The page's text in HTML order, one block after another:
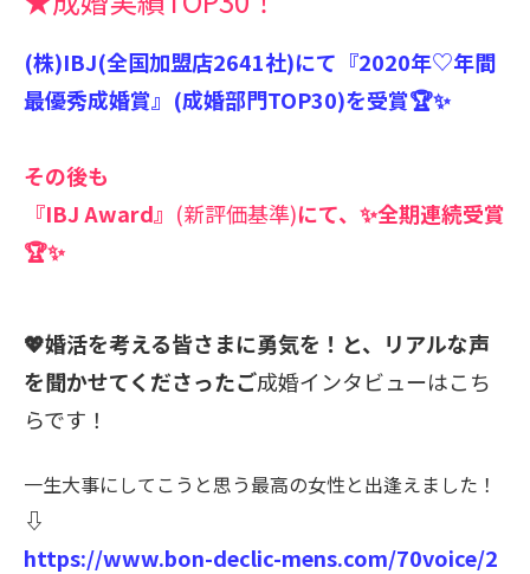
(株)IBJ(全国加盟店2641社)にて『2020年♡年間
最優秀成婚賞』(成婚部門TOP30)を受賞🏆✨
その後も
『IBJ Award』 (新評価基準)にて、✨全期連続受賞
🏆✨
💖婚活を考える皆さまに勇気を！と、リアルな声
を聞かせてくださったご成婚インタビューはこち
らです！
一生大事にしてこうと思う最高の女性と出逢えました！
⇩
https://www.bon-declic-mens.com/70voice/2